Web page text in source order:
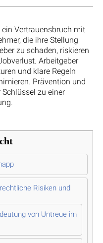
Vertrauensbruch mit
die ihre Stellung
zu schaden, riskieren
Arbeitgeber
und klare Regeln
Prävention und
zu einer
Risiken und
von Untreue im